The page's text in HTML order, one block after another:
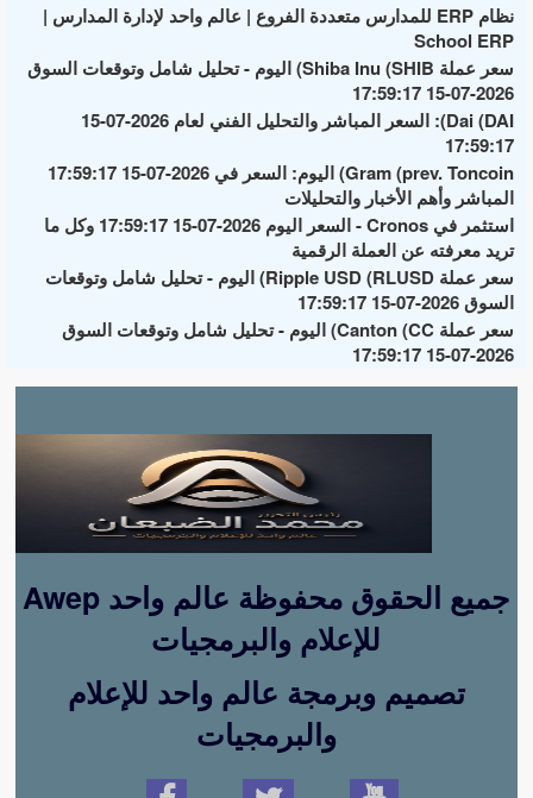
نظام ERP للمدارس متعددة الفروع | عالم واحد لإدارة المدارس |
School ERP
سعر عملة Shiba Inu (SHIB) اليوم - تحليل شامل وتوقعات السوق
2026-07-15 17:59:17
Dai (DAI): السعر المباشر والتحليل الفني لعام 2026-07-15
17:59:17
Gram (prev. Toncoin) اليوم: السعر في 2026-07-15 17:59:17
المباشر وأهم الأخبار والتحليلات
استثمر في Cronos - السعر اليوم 2026-07-15 17:59:17 وكل ما
تريد معرفته عن العملة الرقمية
سعر عملة Ripple USD (RLUSD) اليوم - تحليل شامل وتوقعات
السوق 2026-07-15 17:59:17
سعر عملة Canton (CC) اليوم - تحليل شامل وتوقعات السوق
2026-07-15 17:59:17
Awep جميع الحقوق محفوظة عالم واحد
للإعلام والبرمجيات
تصميم وبرمجة عالم واحد للإعلام
والبرمجيات